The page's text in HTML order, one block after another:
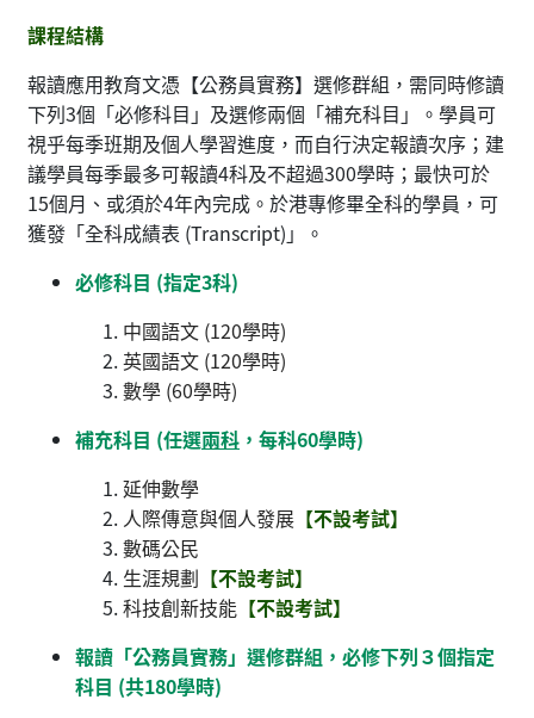
課程結構
報讀應用教育文憑【公務員實務】選修群組，需同時修讀
下列3個「必修科目」及選修兩個「補充科目」。學員可
視乎每季班期及個人學習進度，而自行決定報讀次序；建
議學員每季最多可報讀4科及不超過300學時；最快可於
15個月、或須於4年內完成。於港專修畢全科的學員，可
獲發「全科成績表 (Transcript)」。
必修科目 (指定3科)
中國語文 (120學時)
英國語文 (120學時)
數學 (60學時)
補充科目 (任選兩科 ，每科60學時)
延伸數學
人際傳意與個人發展 【不設考試】
數碼公民
生涯規劃 【不設考試】
科技創新技能 【不設考試】
報讀「公務員實務」選修群組，必修下列３個指定
科目 (共180學時)